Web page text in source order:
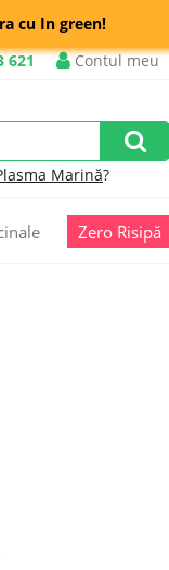
cu In green!
621 Contul meu
Marină?
Zero Risipă